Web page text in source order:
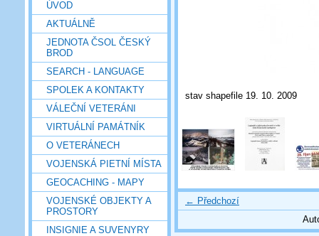
ÚVOD
AKTUÁLNĚ
JEDNOTA ČSOL ČESKÝ
BROD
SEARCH - LANGUAGE
SPOLEK A KONTAKTY
VÁLEČNÍ VETERÁNI
VIRTUÁLNÍ PAMÁTNÍK
O VETERÁNECH
VOJENSKÁ PIETNÍ MÍSTA
GEOCACHING - MAPY
VOJENSKÉ OBJEKTY A
PROSTORY
INSIGNIE A SUVENYRY
stav shapefile 19. 10. 2009
← Předchozí